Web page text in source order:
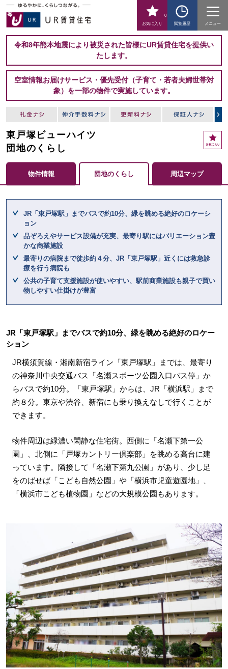
お気に入り
0
閲覧履歴
メニュー
令和8年熊本地震により被災された皆様にUR賃貸住宅を提供い
たします。
空室情報お届けサービス・優先受付（子育て・若者夫婦世帯対
象）を一部の物件で実施しています。
東戸塚ビューハイツ
団地のくらし
お
気
入
り
物件情報 団地のくらし 周辺マップ
JR「東戸塚駅」までバスで約10分、緑を眺める絶好のロケーシ
ョン
品ぞろえやサービス設備が充実、最寄り駅にはバリエーション豊
かな商業施設
最寄りの病院まで徒歩約４分、JR「東戸塚駅」近くには救急診
療を行う病院も
公共の子育て支援施設が使いやすい、駅前商業施設も親子で買い
物しやすい仕掛けが豊富
JR「東戸塚駅」までバスで約10分、緑を眺める絶好のロケー
ション
JR横須賀線・湘南新宿ライン「東戸塚駅」までは、最寄り
の神奈川中央交通バス「名瀬スポーツ公園入口バス停」か
らバスで約10分。「東戸塚駅」からは、JR「横浜駅」まで
約８分。東京や渋谷、新宿にも乗り換えなしで行くことが
できます。
物件周辺は緑濃い閑静な住宅街。西側に「名瀬下第一公
園」、北側に「戸塚カントリー倶楽部」を眺める高台に建
っています。隣接して「名瀬下第九公園」があり、少し足
をのばせば「こども自然公園」や「横浜市児童遊園地」、
「横浜市こども植物園」などの大規模公園もあります。